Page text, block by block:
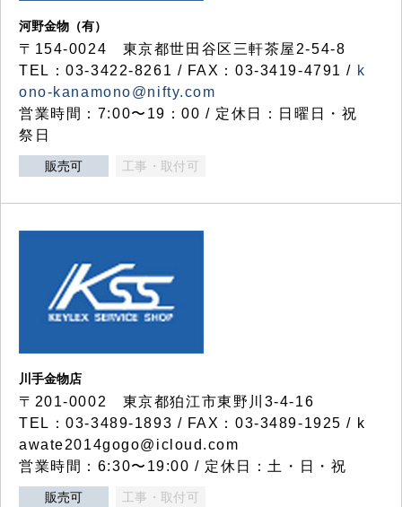
河野金物（有）
〒154-0024 東京都世田谷区三軒茶屋2-54-8
TEL：03-3422-8261 / FAX：03-3419-4791 / k
ono-kanamono@nifty.com
営業時間：7:00〜19：00 / 定休日：日曜日・祝
祭日
販売可 工事・取付可
川手金物店
〒201-0002 東京都狛江市東野川3-4-16
TEL：03-3489-1893 / FAX：03-3489-1925 / k
awate2014gogo@icloud.com
営業時間：6:30〜19:00 / 定休日：土・日・祝
販売可 工事・取付可